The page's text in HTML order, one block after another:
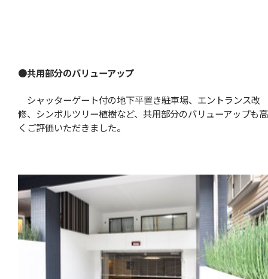
●共用部分のバリューアップ
シャッターゲート付の地下平置き駐車場、エントランス改
修、シンボルツリー植樹など、共用部分のバリューアップも高
くご評価いただきました。